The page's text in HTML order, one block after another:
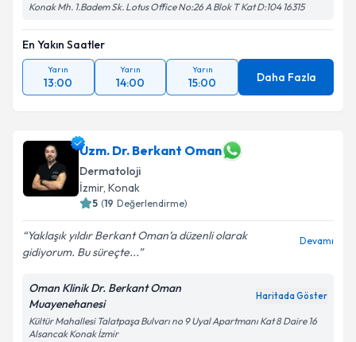
Konak Mh. 1.Badem Sk. Lotus Office No:26 A Blok T Kat D:104 16315
En Yakın Saatler
Yarın
13:00
Yarın
14:00
Yarın
15:00 Daha Fazla
Uzm. Dr. Berkant Oman
Dermatoloji
İzmir, Konak
5 (19 Değerlendirme)
Yaklaşık yıldır Berkant Oman’a düzenli olarak
gidiyorum. Bu süreçte...
Devamı
Oman Klinik Dr. Berkant Oman
Muayenehanesi
Haritada Göster
Kültür Mahallesi Talatpaşa Bulvarı no 9 Uyal Apartmanı Kat 8 Daire 16
Alsancak Konak İzmir